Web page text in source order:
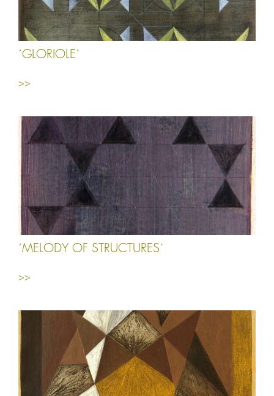
´GLORIOLE`
>>
´MELODY OF STRUCTURES`
>>